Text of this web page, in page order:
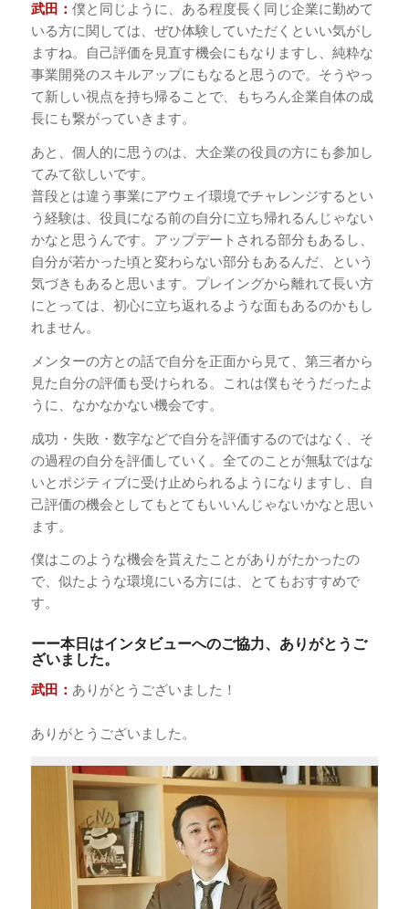
武田： 僕と同じように、ある程度長く同じ企業に勤めて
いる方に関しては、ぜひ体験していただくといい気がし
ますね。自己評価を見直す機会にもなりますし、純粋な
事業開発のスキルアップにもなると思うので。そうやっ
て新しい視点を持ち帰ることで、もちろん企業自体の成
長にも繋がっていきます。
あと、個人的に思うのは、大企業の役員の方にも参加し
てみて欲しいです。
普段とは違う事業にアウェイ環境でチャレンジするとい
う経験は、役員になる前の自分に立ち帰れるんじゃない
かなと思うんです。アップデートされる部分もあるし、
自分が若かった頃と変わらない部分もあるんだ、という
気づきもあると思います。プレイングから離れて長い方
にとっては、初心に立ち返れるような面もあるのかもし
れません。
メンターの方との話で自分を正面から見て、第三者から
見た自分の評価も受けられる。これは僕もそうだったよ
うに、なかなかない機会です。
成功・失敗・数字などで自分を評価するのではなく、そ
の過程の自分を評価していく。全てのことが無駄ではな
いとポジティブに受け止められるようになりますし、自
己評価の機会としてもとてもいいんじゃないかなと思い
ます。
僕はこのような機会を貰えたことがありがたかったの
で、似たような環境にいる方には、とてもおすすめで
す。
ーー本日はインタビューへのご協力、ありがとうご
ざいました。
武田： ありがとうございました！
ありがとうございました。